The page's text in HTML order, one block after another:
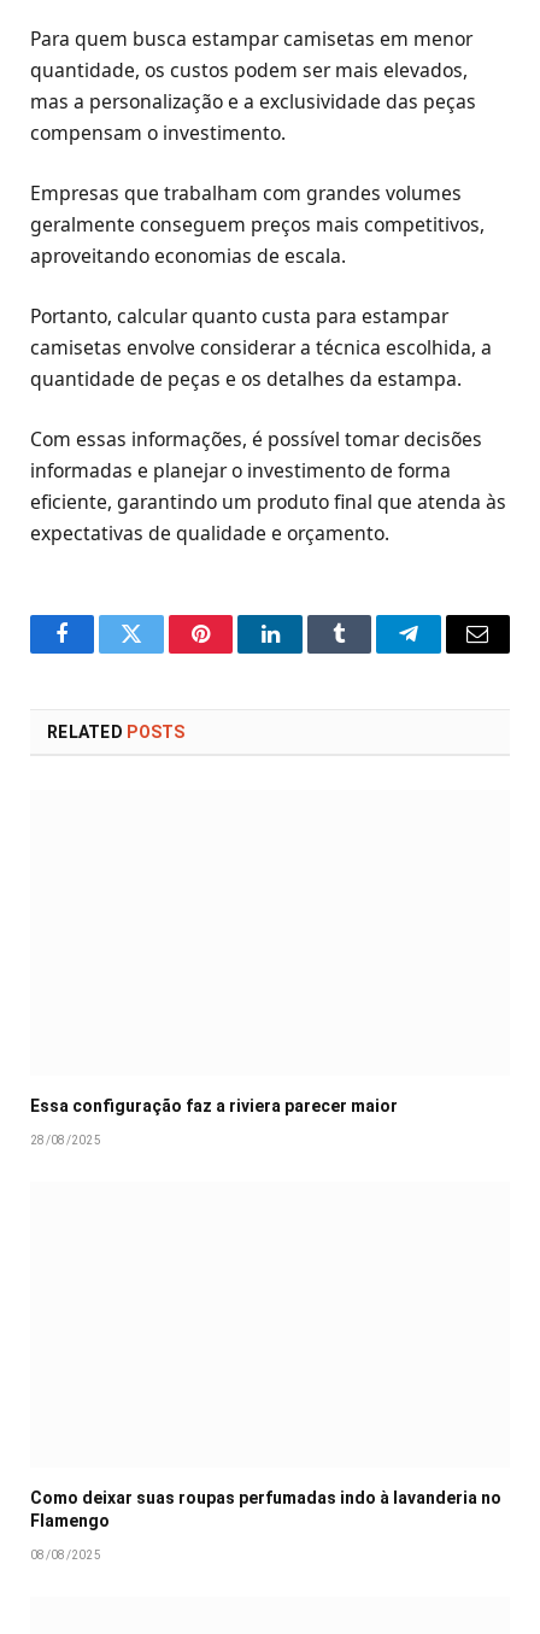
Para quem busca estampar camisetas em menor
quantidade, os custos podem ser mais elevados,
mas a personalização e a exclusividade das peças
compensam o investimento.
Empresas que trabalham com grandes volumes
geralmente conseguem preços mais competitivos,
aproveitando economias de escala.
Portanto, calcular quanto custa para estampar
camisetas envolve considerar a técnica escolhida, a
quantidade de peças e os detalhes da estampa.
Com essas informações, é possível tomar decisões
informadas e planejar o investimento de forma
eficiente, garantindo um produto final que atenda às
expectativas de qualidade e orçamento.
FacebookTwitter PinterestLinkedInTumblr TelegramEmail
RELATED POSTS
Essa configuração faz a riviera parecer maior
28/08/2025
Como deixar suas roupas perfumadas indo à lavanderia no
Flamengo
08/08/2025